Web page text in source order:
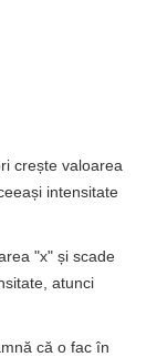
crește valoarea
intensitate
"x" și scade
atunci
că o fac în